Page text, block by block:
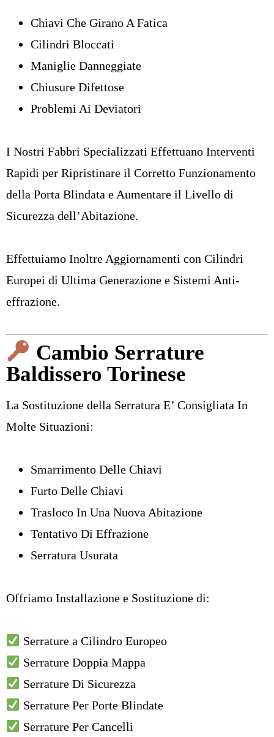
Chiavi Che Girano A Fatica
Cilindri Bloccati
Maniglie Danneggiate
Chiusure Difettose
Problemi Ai Deviatori
I Nostri Fabbri Specializzati Effettuano Interventi
Rapidi per Ripristinare il Corretto Funzionamento
della Porta Blindata e Aumentare il Livello di
Sicurezza dell’Abitazione.
Effettuiamo Inoltre Aggiornamenti con Cilindri
Europei di Ultima Generazione e Sistemi Anti-
effrazione.
Cambio Serrature
Baldissero Torinese
La Sostituzione della Serratura E’ Consigliata In
Molte Situazioni:
Smarrimento Delle Chiavi
Furto Delle Chiavi
Trasloco In Una Nuova Abitazione
Tentativo Di Effrazione
Serratura Usurata
Offriamo Installazione e Sostituzione di:
Serrature a Cilindro Europeo
Serrature Doppia Mappa
Serrature Di Sicurezza
Serrature Per Porte Blindate
Serrature Per Cancelli